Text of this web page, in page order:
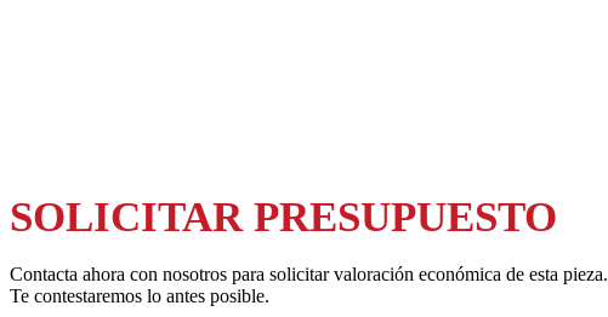
SOLICITAR PRESUPUESTO
Contacta ahora con nosotros para solicitar valoración económica de esta pieza.
Te contestaremos lo antes posible.